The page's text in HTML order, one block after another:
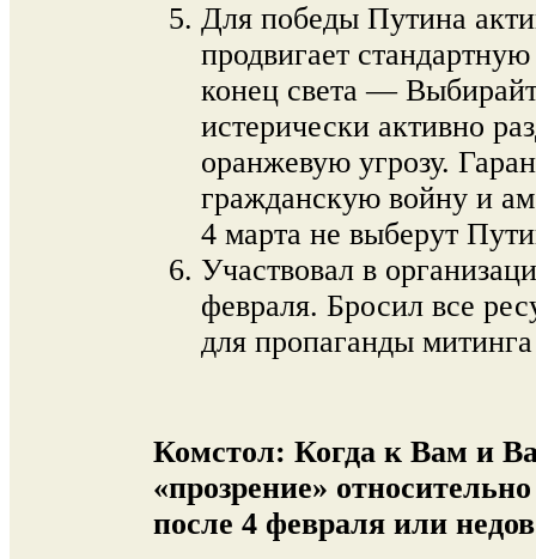
Для победы Путина
продвигает
конец света —
истерически активно
оранжевую угрозу.
гражданскую войну и
4 марта не выберут
Участвовал в
февраля. Бросил все
для пропаганды
Комстол: Когда к Вам и
«прозрение»
после 4 февраля или